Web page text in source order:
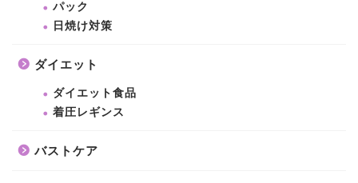
パック
日焼け対策
ダイエット
ダイエット食品
着圧レギンス
バストケア